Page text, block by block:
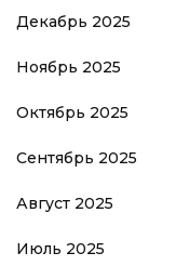
Декабрь 2025
Ноябрь 2025
Октябрь 2025
Сентябрь 2025
Август 2025
Июль 2025